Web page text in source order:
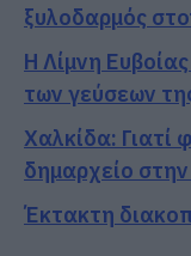
ξυλοδαρμός
Η Λίμνη
των γεύσεων
Χαλκίδα: Γιατί
δημαρχείο
Έκτακτη